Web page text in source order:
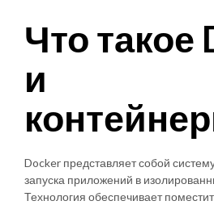
Что такое
и
Docker представляет собой
запуска приложений в
Технология обеспечивает